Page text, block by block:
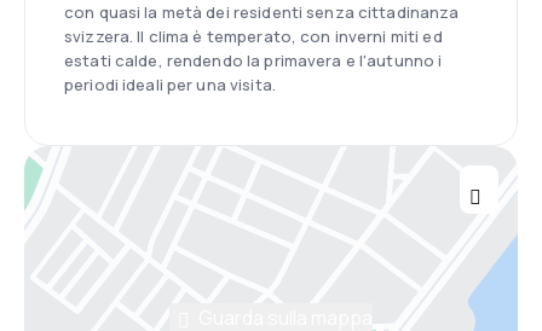
con quasi la metà dei residenti senza cittadinanza
svizzera. Il clima è temperato, con inverni miti ed
estati calde, rendendo la primavera e l'autunno i
periodi ideali per una visita.